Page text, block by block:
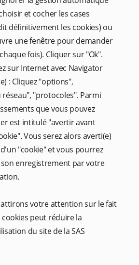
et cocher les cases
définitivement les cookies) ou
une fenêtre pour demander
fois). Cliquer sur "Ok".
sur Internet avec Navigator
: Cliquez "options",
"protocoles". Parmi
que vous pouvez
est intitulé "avertir avant
Vous serez alors averti(e)
"cookie" et vous pourrez
enregistrement par votre
votre attention sur le fait
peut réduire la
du site de la SAS
adresses colmariennes
à faire en famille
faire cette semaine... Colmar et sa région
autour de Colmar